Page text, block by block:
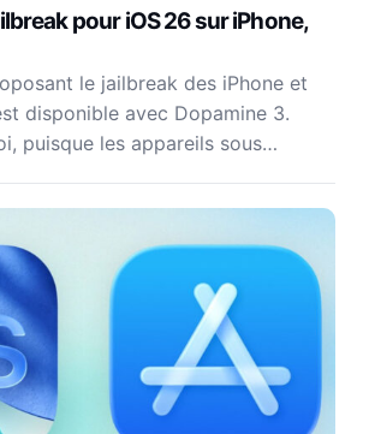
pour iOS 26 sur iPhone,
le jailbreak des iPhone et
disponible avec Dopamine 3.
puisque les appareils sous…